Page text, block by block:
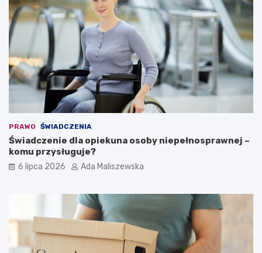
PRAWO ŚWIADCZENIA
Świadczenie dla opiekuna osoby niepełnosprawnej –
komu przysługuje?
6 lipca 2026 Ada Maliszewska